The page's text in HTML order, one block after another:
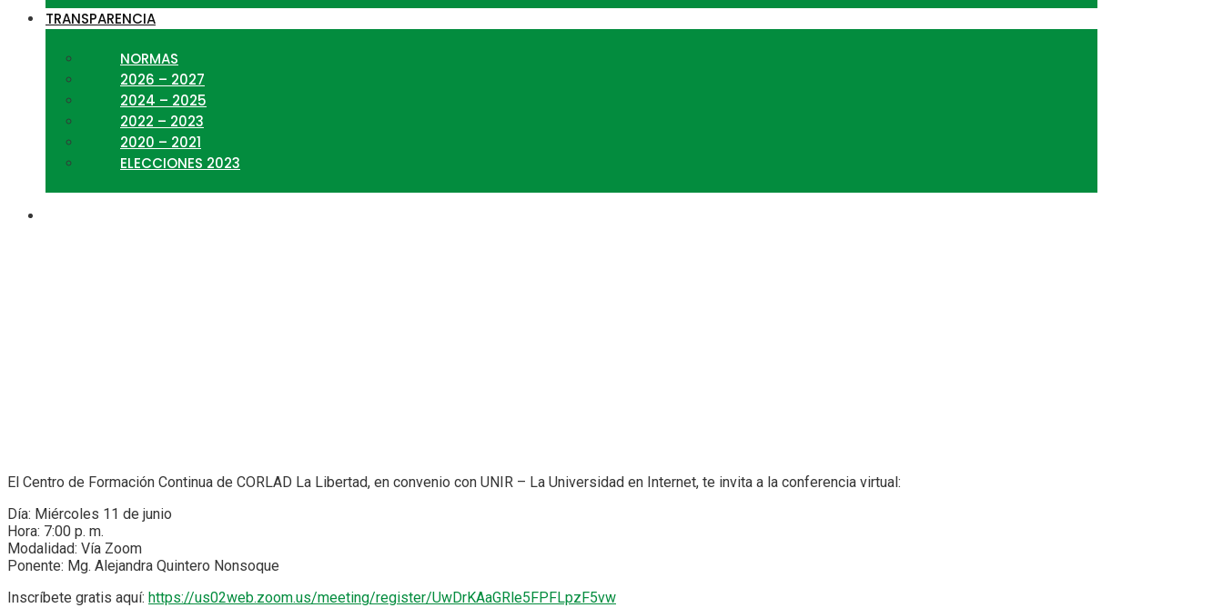
TRANSPARENCIA
NORMAS
2026 – 2027
2024 – 2025
2022 – 2023
2020 – 2021
ELECCIONES 2023
El Centro de Formación Continua de CORLAD La Libertad, en convenio con UNIR – La Universidad en Internet, te invita a la conferencia virtual:
Día: Miércoles 11 de junio
Hora: 7:00 p. m.
Modalidad: Vía Zoom
Ponente: Mg. Alejandra Quintero Nonsoque
Inscríbete gratis aquí: https://us02web.zoom.us/meeting/register/UwDrKAaGRle5FPFLpzF5vw